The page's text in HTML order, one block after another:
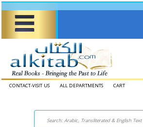
CONTACT-VISIT US ALL DEPARTMENTS CART